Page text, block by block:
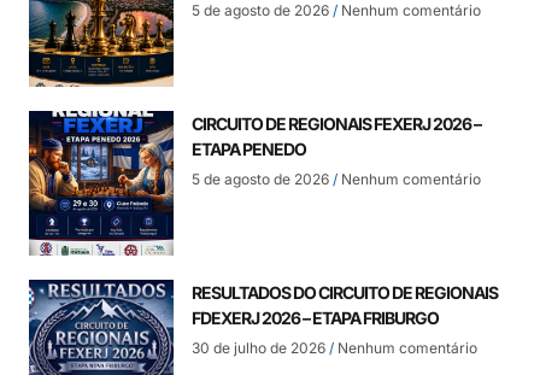
5 de agosto de 2026 Nenhum comentário
CIRCUITO DE REGIONAIS FEXERJ 2026 –
ETAPA PENEDO
5 de agosto de 2026 Nenhum comentário
RESULTADOS DO CIRCUITO DE REGIONAIS
FDEXERJ 2026 – ETAPA FRIBURGO
30 de julho de 2026 Nenhum comentário